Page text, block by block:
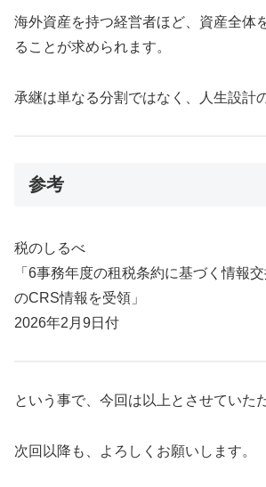
海外資産を持つ経営者ほど、資産全体
ることが求められます。
承継は単なる分割ではなく、人生設計
参考
税のしるべ
「6事務年度の租税条約に基づく情報
のCRS情報を受領」
2026年2月9日付
という事で、今回は以上とさせていた
次回以降も、よろしくお願いします。